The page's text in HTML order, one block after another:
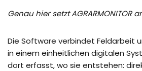
Genau hier setzt AGRARMONITOR
Die Software verbindet Feldarbeit
in einem einheitlichen digitalen
dort erfasst, wo sie entstehen: